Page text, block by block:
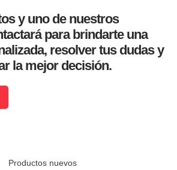
y uno de nuestros
para brindarte una
resolver tus dudas y
la mejor decisión.
Productos nuevos